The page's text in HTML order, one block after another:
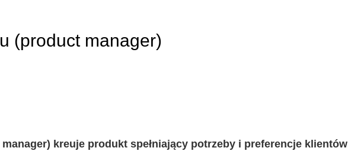
(product manager)
kreuje produkt spełniający potrzeby i preferencje klientów